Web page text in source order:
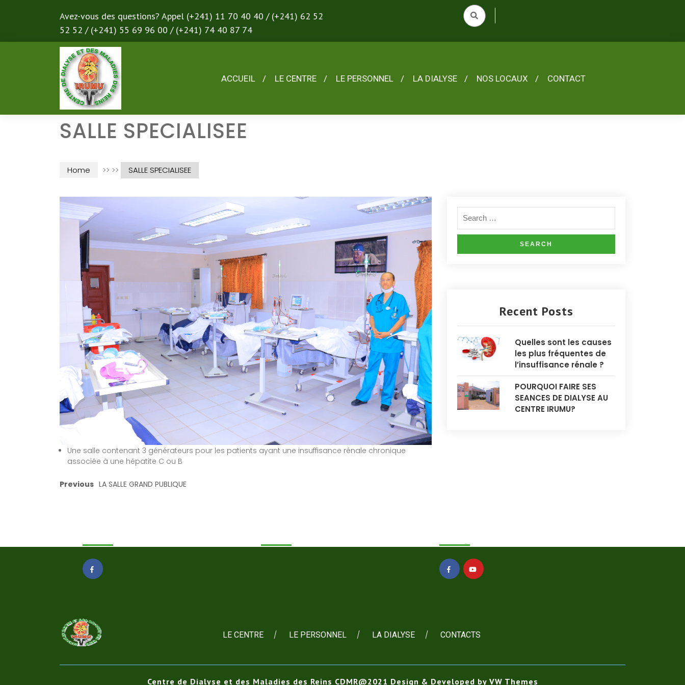
Avez-vous des questions? Appel (+241) 11 70 40 40 / (+241) 62 52
52 52 / (+241) 55 69 96 00 / (+241) 74 40 87 74
ACCUEIL LE CENTRE LE PERSONNEL LA DIALYSE NOS LOCAUX CONTACT
SALLE SPECIALISEE
Home >> >> SALLE SPECIALISEE
Une salle contenant 3 générateurs pour les patients ayant une insuffisance rénale chronique
associée à une hépatite C ou B
Previous LA SALLE GRAND PUBLIQUE
Recent Posts
Quelles sont les causes
les plus fréquentes de
l’insuffisance rénale ?
POURQUOI FAIRE SES
SEANCES DE DIALYSE AU
CENTRE IRUMU?
LE CENTRE LE PERSONNEL LA DIALYSE CONTACTS
Centre de Dialyse et des Maladies des Reins CDMR@2021 Design & Developed byVW Themes